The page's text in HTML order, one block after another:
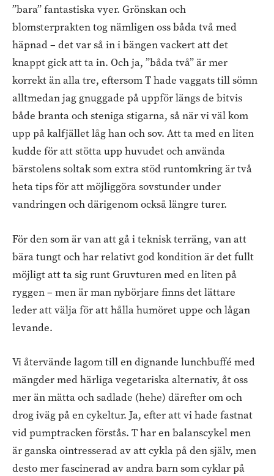
”bara” fantastiska vyer. Grönskan och
blomsterprakten tog nämligen oss båda två med
häpnad – det var så in i bängen vackert att det
knappt gick att ta in. Och ja, ”båda två” är mer
korrekt än alla tre, eftersom T hade vaggats till sömn
alltmedan jag gnuggade på uppför längs de bitvis
både branta och steniga stigarna, så när vi väl kom
upp på kalfjället låg han och sov. Att ta med en liten
kudde för att stötta upp huvudet och använda
bärstolens soltak som extra stöd runtomkring är två
heta tips för att möjliggöra sovstunder under
vandringen och därigenom också längre turer.
För den som är van att gå i teknisk terräng, van att
bära tungt och har relativt god kondition är det fullt
möjligt att ta sig runt Gruvturen med en liten på
ryggen – men är man nybörjare finns det lättare
leder att välja för att hålla humöret uppe och lågan
levande.
Vi återvände lagom till en dignande lunchbuffé med
mängder med härliga vegetariska alternativ, åt oss
mer än mätta och sadlade (hehe) därefter om och
drog iväg på en cykeltur. Ja, efter att vi hade fastnat
vid pumptracken förstås. T har en balanscykel men
är ganska ointresserad av att cykla på den själv, men
desto mer fascinerad av andra barn som cyklar på